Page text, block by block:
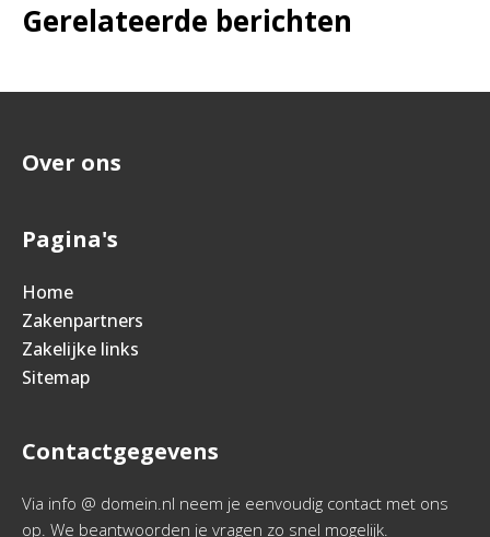
Gerelateerde berichten
Over ons
Pagina's
Home
Zakenpartners
Zakelijke links
Sitemap
Contactgegevens
Via info @ domein.nl neem je eenvoudig contact met ons
op. We beantwoorden je vragen zo snel mogelijk.